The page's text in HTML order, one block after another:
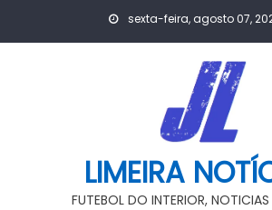
sexta-feira, agosto 07,
LIMEIRA
FUTEBOL DO INTERIOR, NOTICIAS